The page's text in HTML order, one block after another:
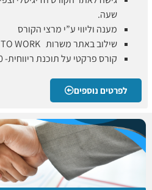
שעה.
מענה וליווי ע”י מרצי הקורס
שילוב באתר משרות STW – STUDY TO WORK
קורס פרקטי על תוכנת ריווחית- 130 שעות
לפרטים נוספים